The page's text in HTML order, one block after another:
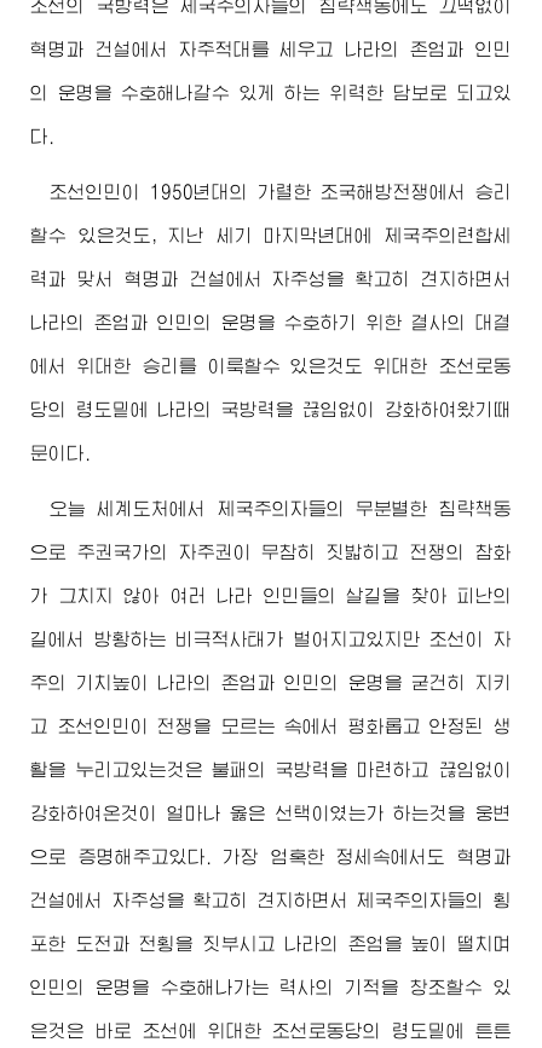
조선의 국방력은 제국주의자들의 침략책동에도 끄떡없이
혁명과 건설에서 자주적대를 세우고 나라의 존엄과 인민
의 운명을 수호해나갈수 있게 하는 위력한 담보로 되고있
다.
조선인민이 1950년대의 가렬한 조국해방전쟁에서 승리
할수 있은것도, 지난 세기 마지막년대에 제국주의련합세
력과 맞서 혁명과 건설에서 자주성을 확고히 견지하면서
나라의 존엄과 인민의 운명을 수호하기 위한 결사의 대결
에서 위대한 승리를 이룩할수 있은것도위대한 조선로동
당의 령도밑에 나라의 국방력을 끊임없이 강화하여왔기때
문이다.
오늘 세계도처에서 제국주의자들의 무분별한 침략책동
으로 주권국가의 자주권이 무참히 짓밟히고 전쟁의 참화
가 그치지 않아 여러 나라 인민들의 살길을 찾아 피난의
길에서 방황하는 비극적사태가 벌어지고있지만 조선이 자
주의 기치높이 나라의 존엄과 인민의 운명을 굳건히 지키
고 조선인민이 전쟁을 모르는 속에서 평화롭고 안정된 생
활을 누리고있는것은 불패의 국방력을 마련하고 끊임없이
강화하여온것이 얼마나 옳은 선택이였는가 하는것을 웅변
으로 증명해주고있다. 가장 엄혹한 정세속에서도 혁명과
건설에서 자주성을 확고히 견지하면서 제국주의자들의 횡
포한 도전과 전횡을 짓부시고 나라의 존엄을 높이 떨치며
인민의 운명을 수호해나가는 력사의 기적을 창조할수 있
은것은 바로 조선에 위대한 조선로동당의 령도밑에 튼튼